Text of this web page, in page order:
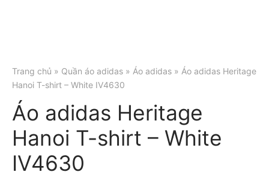
Trang chủ » Quần áo adidas » Áo adidas » Áo adidas Heritage
Hanoi T-shirt – White IV4630
Áo adidas Heritage
Hanoi T-shirt – White
IV4630